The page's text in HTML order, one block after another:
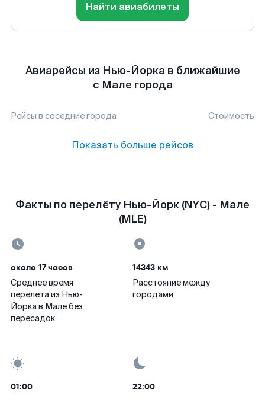
Найти авиабилеты
Авиарейсы из Нью-Йорка в ближайшие
с Мале города
Рейсы в соседние города Стоимость
Показать больше рейсов
Факты по перелёту Нью-Йорк (NYC) - Мале
(MLE)
около 17 часов
Среднее время
перелета из Нью-
Йорка в Мале без
пересадок
14343 км
Расстояние между
городами
01:00 22:00